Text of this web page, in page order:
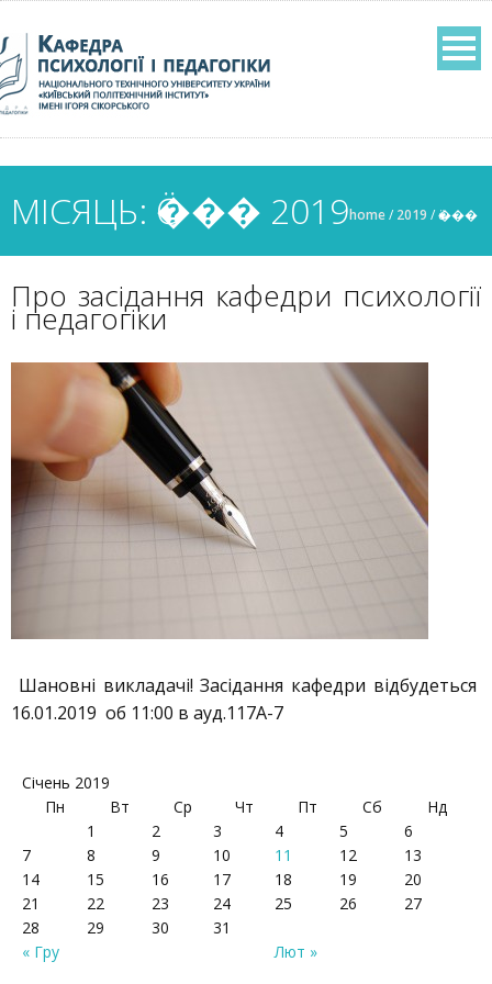
МІСЯЦЬ: Ӧ��� 2019home/ 2019 /ӧ���
Про засідання кафедри психології
і педагогіки
Шановні викладачі! Засідання кафедри відбудеться
16.01.2019 об 11:00 в ауд.117А-7
Січень 2019
Пн
Вт Ср Чт Пт Сб Нд
« Гру Лют »
1 2 3 4 5
6
7
8 9 10 11 12
13
14
15 16 17 18 19
20
21
22 23 24 25 26
27
28
29 30 31